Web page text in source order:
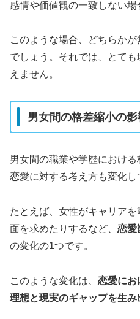
感情や価値観の一致しない場
このような場合、どちらか
でしょう。それでは、とて
えません。
男女間の格差縮小の影
男女間の職業や学歴における
恋愛に対する考え方も変化し
たとえば、女性がキャリア
面を求めたりするなど、 恋愛
の変化の1つです。
このような変化は、 恋愛にお
理想と現実のギャップを生み